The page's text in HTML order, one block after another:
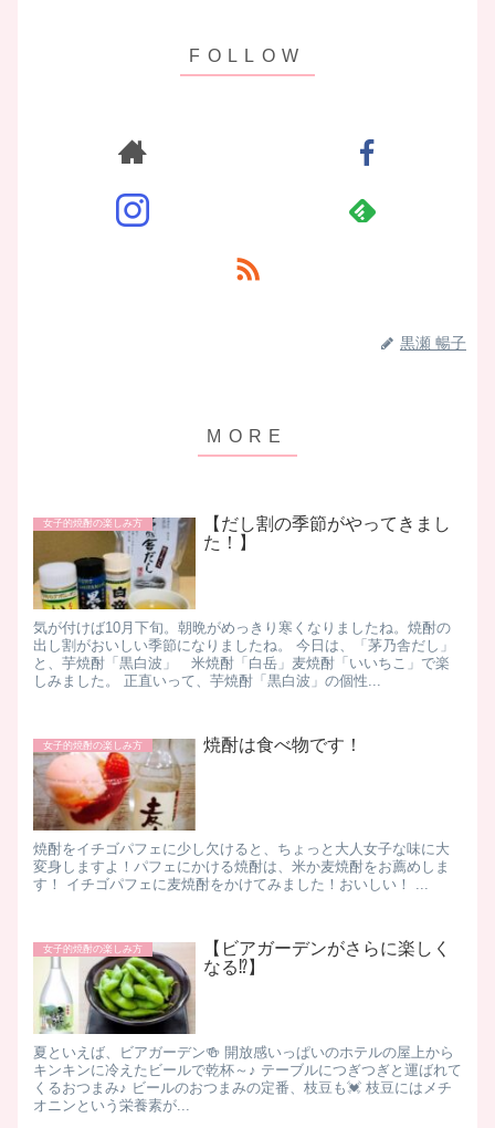
黒瀬 暢子
女子的焼酎の楽しみ方
【だし割の季節がやってきまし
た！】
気が付けば10月下旬。朝晩がめっきり寒くなりましたね。焼酎の
出し割がおいしい季節になりましたね。 今日は、「茅乃舎だし」
と、芋焼酎「黒白波」 米焼酎「白岳」麦焼酎「いいちこ」で楽
しみました。 正直いって、芋焼酎「黒白波」の個性...
女子的焼酎の楽しみ方 焼酎は食べ物です！
焼酎をイチゴパフェに少し欠けると、ちょっと大人女子な味に大
変身しますよ！パフェにかける焼酎は、米か麦焼酎をお薦めしま
す！ イチゴパフェに麦焼酎をかけてみました！おいしい！ ...
女子的焼酎の楽しみ方
【ビアガーデンがさらに楽しく
なる⁉️】
夏といえば、ビアガーデン🍻 開放感いっぱいのホテルの屋上から
キンキンに冷えたビールで乾杯～♪ テーブルにつぎつぎと運ばれて
くるおつまみ♪ ビールのおつまみの定番、枝豆も💓 枝豆にはメチ
オニンという栄養素が...